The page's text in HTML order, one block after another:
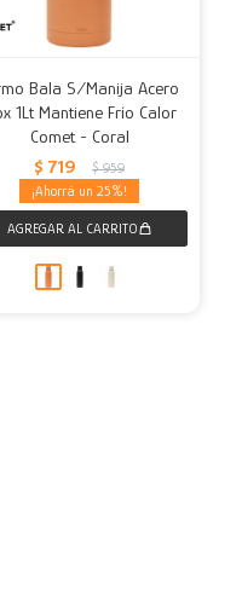
Bala S/Manija Acero
1Lt Mantiene Frío Calor
Comet - Coral
$ 719 $ 959
25